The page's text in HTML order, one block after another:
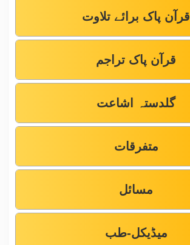
قرآن پاک برائے تلاوت
قرآن پاک تراجم
گلدستہ اشاعت
متفرقات
مسائل
میڈیکل-طب